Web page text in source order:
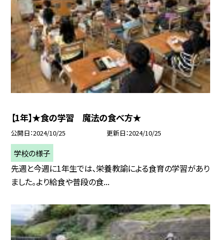
【1年】★食の学習 魔法の食べ方★
公開日 2024/10/25 更新日 2024/10/25
学校の様子
先週と今週に1年生では、栄養教諭による食育の学習があり
ました。より給食や普段の食...